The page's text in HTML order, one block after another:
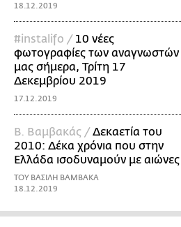
18.12.2019
#instalifo / 10 νέες
φωτογραφίες των αναγνωστών
μας σήμερα, Τρίτη 17
Δεκεμβρίου 2019
17.12.2019
Β. Βαμβακάς /Δεκαετία του
2010: Δέκα χρόνια που στην
Ελλάδα ισοδυναμούν με αιώνες
ΤΟΥ ΒΑΣΙΛΗ ΒΑΜΒΑΚΑ
18.12.2019